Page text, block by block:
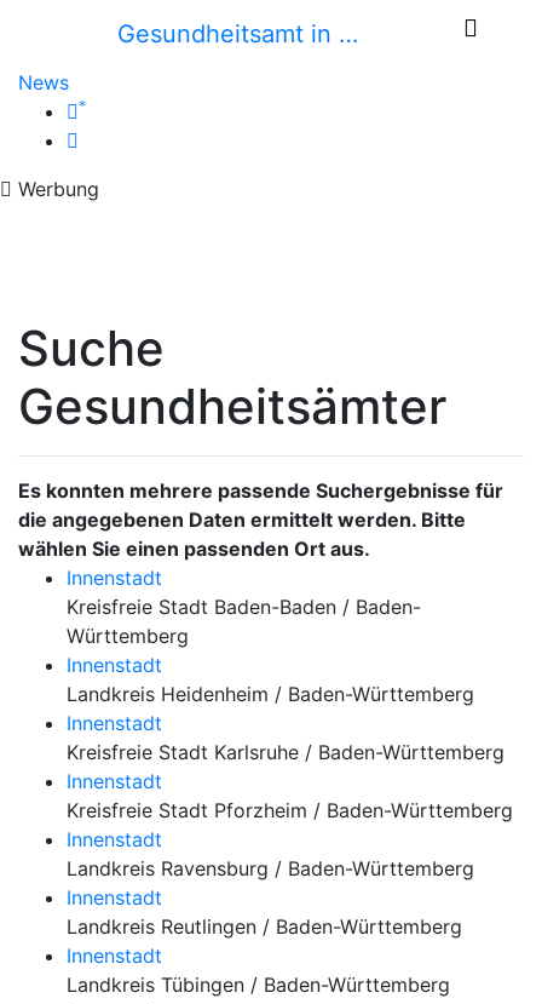
Gesundheitsamt in …
News
*
Werbung
Suche
Gesundheitsämter
Es konnten mehrere passende Suchergebnisse für
die angegebenen Daten ermittelt werden. Bitte
wählen Sie einen passenden Ort aus.
Innenstadt
Kreisfreie Stadt Baden-Baden / Baden-
Württemberg
Innenstadt
Landkreis Heidenheim / Baden-Württemberg
Innenstadt
Kreisfreie Stadt Karlsruhe / Baden-Württemberg
Innenstadt
Kreisfreie Stadt Pforzheim / Baden-Württemberg
Innenstadt
Landkreis Ravensburg / Baden-Württemberg
Innenstadt
Landkreis Reutlingen / Baden-Württemberg
Innenstadt
Landkreis Tübingen / Baden-Württemberg